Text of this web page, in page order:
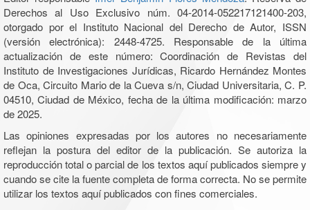
Derechos al Uso Exclusivo núm. 04-2014-052217121400-203,
otorgado por el Instituto Nacional del Derecho de Autor, ISSN
(versión electrónica): 2448-4725. Responsable de la última
actualización de este número: Coordinación de Revistas del
Instituto de Investigaciones Jurídicas, Ricardo Hernández Montes
de Oca, Circuito Mario de la Cueva s/n, Ciudad Universitaria, C. P.
04510, Ciudad de México, fecha de la última modificación: marzo
de 2025.
Las opiniones expresadas por los autores no necesariamente
reflejan la postura del editor de la publicación. Se autoriza la
reproducción total o parcial de los textos aquí publicados siempre y
cuando se cite la fuente completa de forma correcta. No se permite
utilizar los textos aquí publicados con fines comerciales.